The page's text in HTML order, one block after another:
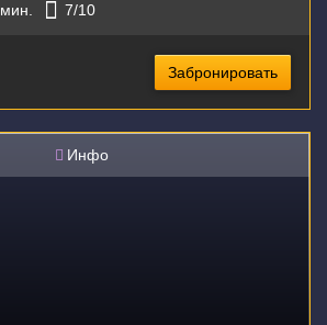
мин. 7/10
Забронировать
Инфо